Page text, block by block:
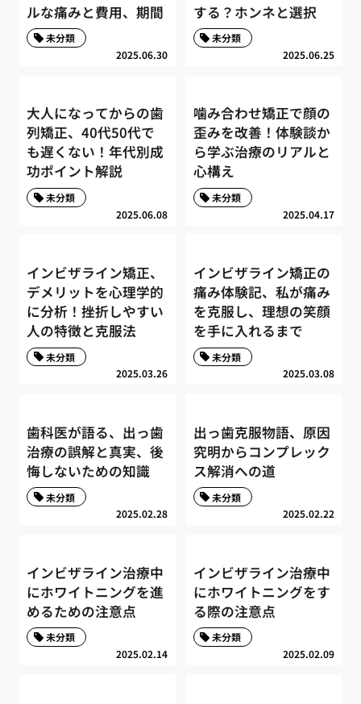
ルな痛みと費用、期間
2025.06.30
未分類
する？ホンネと選択
2025.06.25
未分類
大人になってからの歯
列矯正、40代50代で
も遅くない！年代別成
功ポイント解説
2025.06.08
未分類
噛み合わせ矯正で顔の
歪みを改善！体験談か
ら学ぶ治療のリアルと
心構え
2025.04.17
未分類
インビザライン矯正、
デメリットを心理学的
に分析！挫折しやすい
人の特徴と克服法
2025.03.26
未分類
インビザライン矯正の
痛み体験記、私が痛み
を克服し、理想の笑顔
を手に入れるまで
2025.03.08
未分類
歯科医が語る、出っ歯
治療の誤解と真実、後
悔しないための知識
2025.02.28
未分類
出っ歯克服物語、原因
究明からコンプレック
ス解消への道
2025.02.22
未分類
インビザライン治療中
にホワイトニングを進
めるための注意点
2025.02.14
未分類
インビザライン治療中
にホワイトニングをす
る際の注意点
2025.02.09
未分類